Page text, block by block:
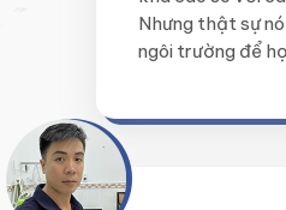
Nhưng thật sự
ngôi trường để